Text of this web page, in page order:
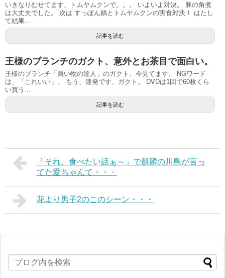
いきなりむせてます、トムヤムクンで。。。 いよいよ対決。 豚の角煮
は大丈夫でした。 次は すっぽん鍋とトムヤムクンの実食対決！ はたし
て結果...
記事を読む
王様のブランチのガクト、意外とお茶目で面白い。
王様のブランチ「買い物の達人」のガクト、今見てます。 NGワード
は、「これいい」。 もう、連発です、ガクト。 DVDは1回で60枚くら
い買う...
記事を読む
「それ、食べたい話ぁ～」で麒麟の川島が言っ
てた愛ちゃんて・・・
花より男子2のこのシーン・・・